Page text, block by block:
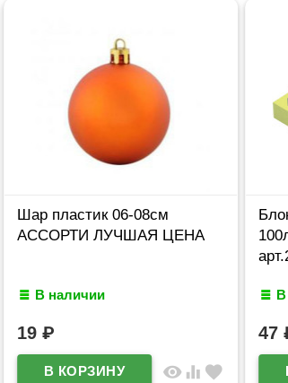
Шар пластик 06-08см
АССОРТИ ЛУЧШАЯ ЦЕНА
В наличии
19 ₽
visibility equalizer favorite
В
47